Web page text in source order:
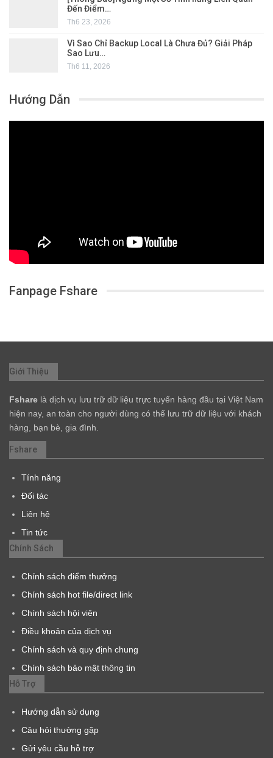
Đến Điểm…
Th6 23, 2026
Vì Sao Chỉ Backup Local Là Chưa Đủ? Giải Pháp
Sao Lưu…
Th6 11, 2026
Hướng Dẫn
Fanpage Fshare
Giới Thiệu
Fshare là dịch vụ lưu trữ dữ liệu trực tuyến hàng đầu tại Việt Nam
hiện nay, an toàn cho người dùng có thể lưu trữ dữ liệu với khách
hàng, bạn bè, gia đình.
Fshare
Tính năng
Đối tác
Liên hệ
Tin tức
Chính Sách
Chính sách điểm thưởng
Chính sách hot file/direct link
Chính sách hội viên
Điều khoản của dịch vụ
Chính sách và quy định chung
Chính sách bảo mật thông tin
Hỗ Trợ
Hướng dẫn sử dụng
Câu hỏi thường gặp
Gửi yêu cầu hỗ trợ